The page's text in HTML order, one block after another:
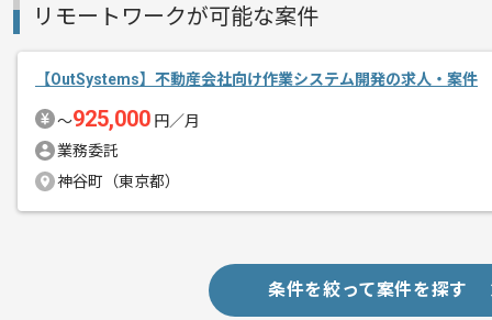
リモートワークが可能な案件
【OutSystems】不動産会社向け作業システム開発の求人・案件
〜925,000 円／月
業務委託
神谷町（東京都）
条件を絞って案件を探す